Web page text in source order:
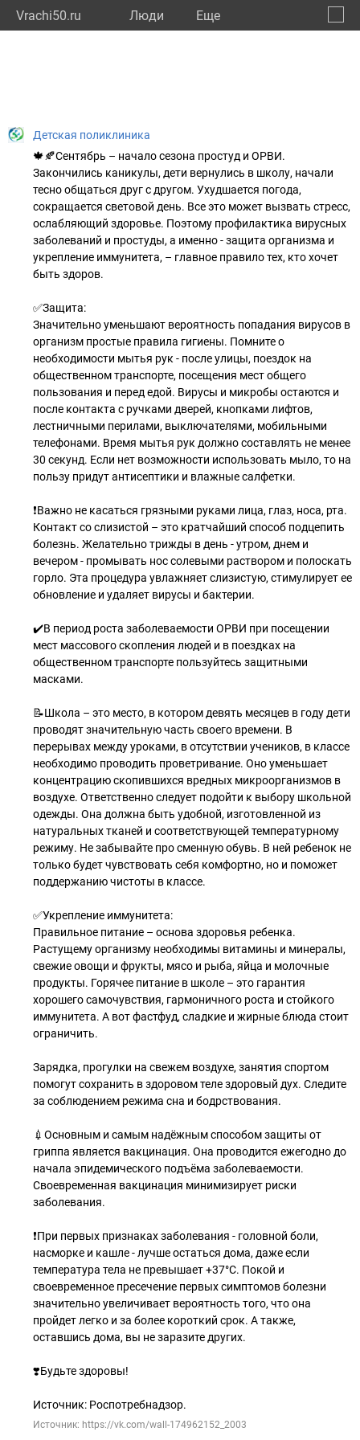
Vrachi50.ru Люди Eще
Детская поликлиника
🍁🍂Сентябрь – начало сезона простуд и ОРВИ.
Закончились каникулы, дети вернулись в школу, начали
тесно общаться друг с другом. Ухудшается погода,
сокращается световой день. Все это может вызвать стресс,
ослабляющий здоровье. Поэтому профилактика вирусных
заболеваний и простуды, а именно - защита организма и
укрепление иммунитета, – главное правило тех, кто хочет
быть здоров.
✅Защита:
Значительно уменьшают вероятность попадания вирусов в
организм простые правила гигиены. Помните о
необходимости мытья рук - после улицы, поездок на
общественном транспорте, посещения мест общего
пользования и перед едой. Вирусы и микробы остаются и
после контакта с ручками дверей, кнопками лифтов,
лестничными перилами, выключателями, мобильными
телефонами. Время мытья рук должно составлять не менее
30 секунд. Если нет возможности использовать мыло, то на
пользу придут антисептики и влажные салфетки.
❗️Важно не касаться грязными руками лица, глаз, носа, рта.
Контакт со слизистой – это кратчайший способ подцепить
болезнь. Желательно трижды в день - утром, днем и
вечером - промывать нос солевыми раствором и полоскать
горло. Эта процедура увлажняет слизистую, стимулирует ее
обновление и удаляет вирусы и бактерии.
✔️В период роста заболеваемости ОРВИ при посещении
мест массового скопления людей и в поездках на
общественном транспорте пользуйтесь защитными
масками.
📝Школа – это место, в котором девять месяцев в году дети
проводят значительную часть своего времени. В
перерывах между уроками, в отсутствии учеников, в классе
необходимо проводить проветривание. Оно уменьшает
концентрацию скопившихся вредных микроорганизмов в
воздухе. Ответственно следует подойти к выбору школьной
одежды. Она должна быть удобной, изготовленной из
натуральных тканей и соответствующей температурному
режиму. Не забывайте про сменную обувь. В ней ребенок не
только будет чувствовать себя комфортно, но и поможет
поддержанию чистоты в классе.
✅Укрепление иммунитета:
Правильное питание – основа здоровья ребенка.
Растущему организму необходимы витамины и минералы,
свежие овощи и фрукты, мясо и рыба, яйца и молочные
продукты. Горячее питание в школе – это гарантия
хорошего самочувствия, гармоничного роста и стойкого
иммунитета. А вот фастфуд, сладкие и жирные блюда стоит
ограничить.
Зарядка, прогулки на свежем воздухе, занятия спортом
помогут сохранить в здоровом теле здоровый дух. Следите
за соблюдением режима сна и бодрствования.
💉Основным и самым надёжным способом защиты от
гриппа является вакцинация. Она проводится ежегодно до
начала эпидемического подъёма заболеваемости.
Своевременная вакцинация минимизирует риски
заболевания.
❗️При первых признаках заболевания - головной боли,
насморке и кашле - лучше остаться дома, даже если
температура тела не превышает +37°C. Покой и
своевременное пресечение первых симптомов болезни
значительно увеличивает вероятность того, что она
пройдет легко и за более короткий срок. А также,
оставшись дома, вы не заразите других.
❣️Будьте здоровы!
Источник: Роспотребнадзор.
Источник: https://vk.com/wall-174962152_2003